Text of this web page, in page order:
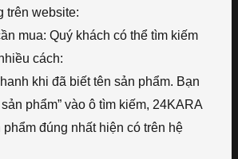
trên website:
mua: Quý khách có thể tìm kiếm
cách:
khi đã biết tên sản phẩm. Bạn
phẩm” vào ô tìm kiếm, 24KARA
đúng nhất hiện có trên hệ